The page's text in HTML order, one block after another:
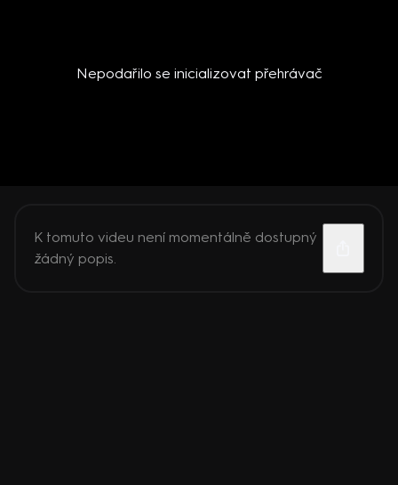
Nepodařilo se inicializovat přehrávač
K tomuto videu není momentálně dostupný
žádný popis.